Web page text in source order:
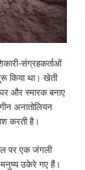
संग्रहकर्ताओं
किया था। खेती
और स्मारक बनाए
अनातोलियन
करती है।
पर एक जंगली
उकेरे गए हैं।